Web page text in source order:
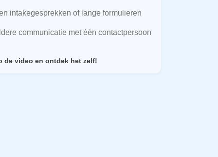
intakegesprekken of lange formulieren
communicatie met één contactpersoon
de video en ontdek het zelf!